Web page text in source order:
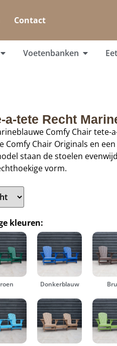
Contact
Voetenbanken
a-tete Recht
Comfy Chair tete-
Comfy Chair Originals en
staan de stoelen
vorm.
kleuren:
Donkerblauw